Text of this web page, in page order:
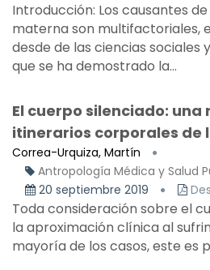
Introducción: Los causantes
materna son multifactoriales,
desde de las ciencias sociales
que se ha demostrado la...
El cuerpo silenciado: una
itinerarios corporales de
Correa-Urquiza, Martín
Antropología Médica y Salud
20 septiembre 2019
Toda consideración sobre el
la aproximación clínica al
mayoría de los casos, este es